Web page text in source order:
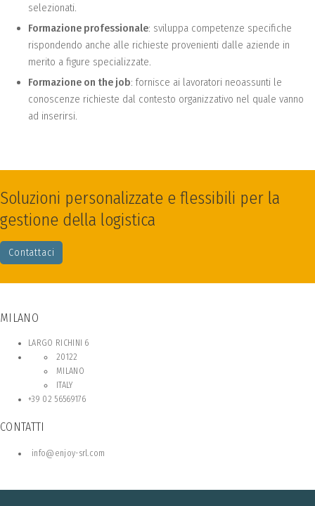
selezionati.
Formazione professionale: sviluppa competenze specifiche
rispondendo anche alle richieste provenienti dalle aziende in
merito a figure specializzate.
Formazione on the job: fornisce ai lavoratori neoassunti le
conoscenze richieste dal contesto organizzativo nel quale vanno
ad inserirsi.
Soluzioni personalizzate e flessibili per la
gestione della logistica
Contattaci
MILANO
LARGO RICHINI 6
20122
MILANO
ITALY
+39 02 56569176
CONTATTI
info@enjoy-srl.com